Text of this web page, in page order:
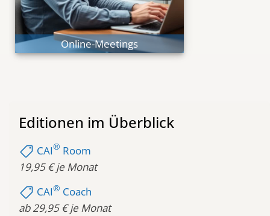
Online-Meetings
Echte Kollaboration
Editionen im Überblick
shoppingmode CAI® Room
19,95 € je Monat
shoppingmode CAI® Coach
ab 29,95 € je Monat